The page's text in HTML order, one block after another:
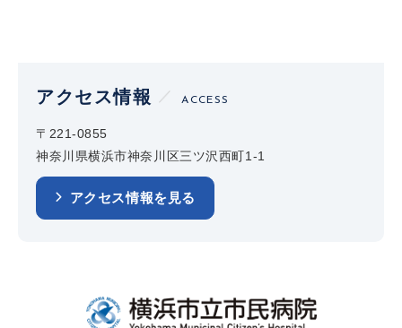
アクセス情報 ACCESS
〒221-0855
神奈川県横浜市神奈川区三ツ沢西町1-1
アクセス情報を見る